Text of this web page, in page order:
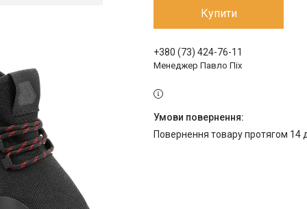
Купити
+380 (73) 424-76-11
Менеджер Павло Піх
повернення товару протягом 14